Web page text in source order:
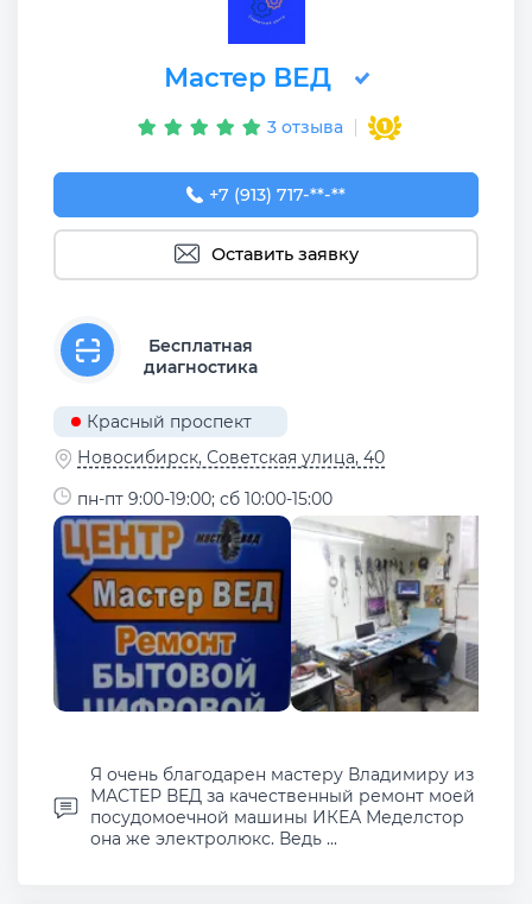
Мастер ВЕД
3 отзыва
+7 (913) 717-02-96
+7 (913) 717-**-**
Оставить заявку
Бесплатная
диагностика
Красный проспект
Новосибирск, Советская улица, 40
пн-пт 9:00-19:00; сб 10:00-15:00
Я очень благодарен мастеру Владимиру из
МАСТЕР ВЕД за качественный ремонт моей
посудомоечной машины ИКЕА Меделстор
она же электролюкс. Ведь ...